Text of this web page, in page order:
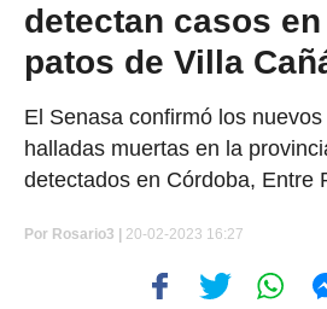
detectan casos
patos de Villa
El Senasa confirmó los
halladas muertas en la
detectados en Córdoba, Entre
Por Rosario3 | 20-02-2023 16:27